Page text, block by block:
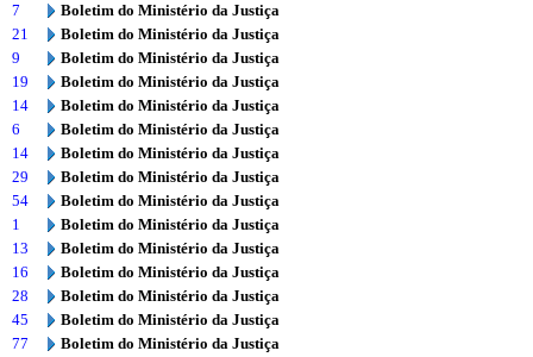
7
Boletim do Ministério da Justiça
21
Boletim do Ministério da Justiça
9
Boletim do Ministério da Justiça
19
Boletim do Ministério da Justiça
14
Boletim do Ministério da Justiça
6
Boletim do Ministério da Justiça
14
Boletim do Ministério da Justiça
29
Boletim do Ministério da Justiça
54
Boletim do Ministério da Justiça
1
Boletim do Ministério da Justiça
13
Boletim do Ministério da Justiça
16
Boletim do Ministério da Justiça
28
Boletim do Ministério da Justiça
45
Boletim do Ministério da Justiça
77
Boletim do Ministério da Justiça